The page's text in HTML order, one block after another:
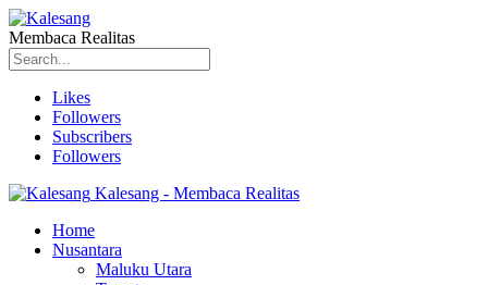
Membaca Realitas
Likes
Followers
Subscribers
Followers
Kalesang - Membaca Realitas
Home
Nusantara
Maluku Utara